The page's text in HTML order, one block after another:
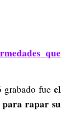
que
grabado fue el
para rapar su